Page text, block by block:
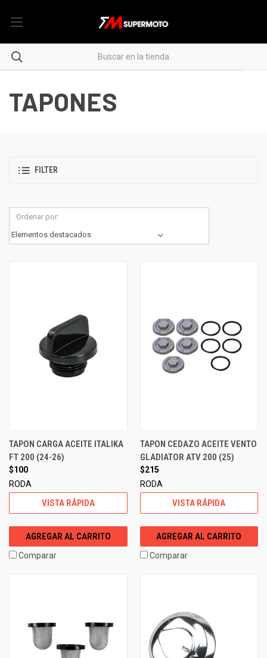
TAPONES
FILTER
Ordenar por:
TAPON CARGA ACEITE ITALIKA
FT 200 (24-26)
$100
RODA
VISTA RÁPIDA
AGREGAR AL CARRITO
Comparar
TAPON CEDAZO ACEITE VENTO
GLADIATOR ATV 200 (25)
$215
RODA
VISTA RÁPIDA
AGREGAR AL CARRITO
Comparar